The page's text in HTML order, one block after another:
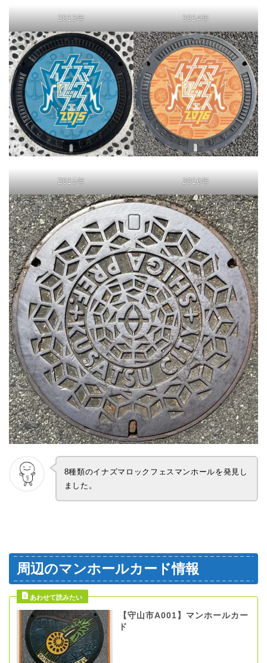
2013年 2014年
2015年 2016年
8種類のイナズマロックフェスマンホールを発見し
ました。
周辺のマンホールカード情報
【守山市A001】マンホールカー
ド